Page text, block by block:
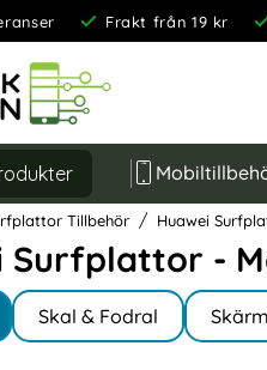
Frakt från 19 kr
Tillbehör Huawei
Surfplattor -
10.8
Skal & Fodral